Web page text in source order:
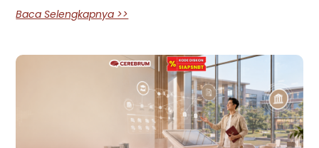
Baca Selengkapnya >>